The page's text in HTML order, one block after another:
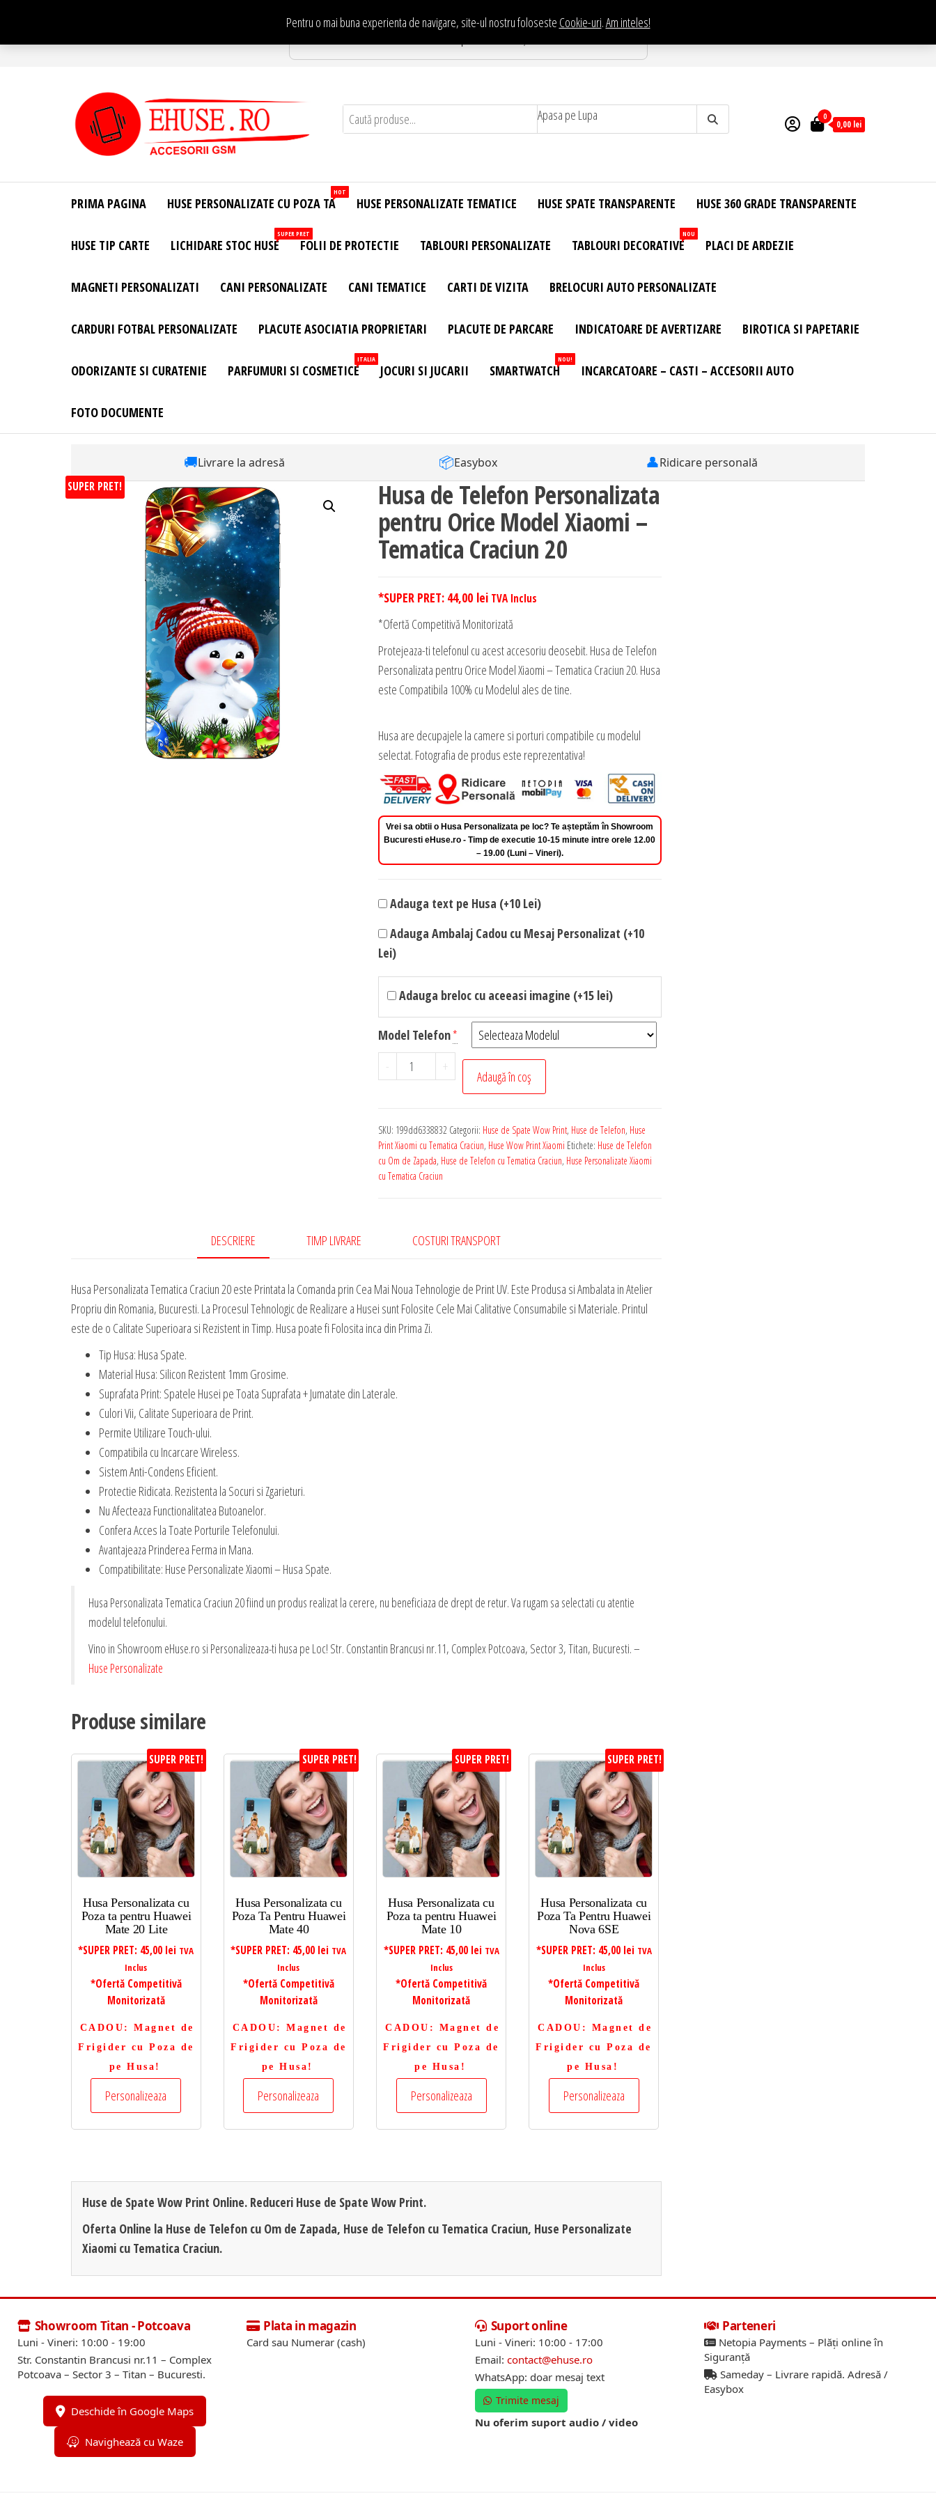
conținut
Pentru o mai buna experienta de navigare, site-ul nostru foloseste Cookie-uri.Am inteles!
Te asteptam in Showroom eHuse.ro
Site Oficial .
Huse
Personalizate
Huse
Personalizate
Telefon –
– Accesorii
Apasa pe Lupa 0
0,00 lei
PRIMA PAGINA HUSE PERSONALIZATE CU POZA TA
HOT
HUSE PERSONALIZATE TEMATICE HUSE SPATE TRANSPARENTE HUSE 360 GRADE TRANSPARENTE
HUSE TIP CARTE LICHIDARE STOC HUSE
SUPER PRET
FOLII DE PROTECTIE TABLOURI PERSONALIZATE TABLOURI DECORATIVE
NOU
PLACI DE ARDEZIE
MAGNETI PERSONALIZATI CANI PERSONALIZATE CANI TEMATICE CARTI DE VIZITA BRELOCURI AUTO PERSONALIZATE
CARDURI FOTBAL PERSONALIZATE PLACUTE ASOCIATIA PROPRIETARI PLACUTE DE PARCARE INDICATOARE DE AVERTIZARE BIROTICA SI PAPETARIE
ODORIZANTE SI CURATENIE PARFUMURI SI COSMETICE
ITALIA
JOCURI SI JUCARII SMARTWATCH
NOU!
INCARCATOARE – CASTI – ACCESORII AUTO
FOTO DOCUMENTE
🚚Livrare la adresă 📦Easybox 👤Ridicare personală
SUPER PRET! Husa de Telefon Personalizata
pentru Orice Model Xiaomi –
Tematica Craciun 20
*SUPER PRET: 44,00 lei TVA Inclus
*Ofertă Competitivă Monitorizată
Protejeaza-ti telefonul cu acest accesoriu deosebit. Husa de Telefon
Personalizata pentru Orice Model Xiaomi – Tematica Craciun 20. Husa
este Compatibila 100% cu Modelul ales de tine.
Husa are decupajele la camere si porturi compatibile cu modelul
selectat. Fotografia de produs este reprezentativa!
Vrei sa obtii o Husa Personalizata pe loc? Te așteptăm în Showroom
Bucuresti eHuse.ro - Timp de executie 10-15 minute intre orele 12.00
– 19.00 (Luni – Vineri).
Adauga text pe Husa (+10 Lei)
Adauga Ambalaj Cadou cu Mesaj Personalizat (+10
Lei)
Adauga breloc cu aceeasi imagine (+15 lei)
Model Telefon*
-
Cantitate
Husa
Personalizata
pentru
Orice
20
+
Adaugă în coș
SKU: 199dd6338832 Categorii: Huse de Spate Wow Print, Huse de Telefon, Huse
Print Xiaomi cu Tematica Craciun, Huse Wow Print Xiaomi Etichete: Huse de Telefon
cu Om de Zapada, Huse de Telefon cu Tematica Craciun, Huse Personalizate Xiaomi
cu Tematica Craciun
DESCRIERE TIMP LIVRARE COSTURI TRANSPORT
Husa Personalizata Tematica Craciun 20 este Printata la Comanda prin Cea Mai Noua Tehnologie de Print UV. Este Produsa si Ambalata in Atelier
Propriu din Romania, Bucuresti. La Procesul Tehnologic de Realizare a Husei sunt Folosite Cele Mai Calitative Consumabile si Materiale. Printul
este de o Calitate Superioara si Rezistent in Timp. Husa poate fi Folosita inca din Prima Zi.
Tip Husa: Husa Spate.
Material Husa: Silicon Rezistent 1mm Grosime.
Suprafata Print: Spatele Husei pe Toata Suprafata + Jumatate din Laterale.
Culori Vii, Calitate Superioara de Print.
Permite Utilizare Touch-ului.
Compatibila cu Incarcare Wireless.
Sistem Anti-Condens Eficient.
Protectie Ridicata. Rezistenta la Socuri si Zgarieturi.
Nu Afecteaza Functionalitatea Butoanelor.
Confera Acces la Toate Porturile Telefonului.
Avantajeaza Prinderea Ferma in Mana.
Compatibilitate: Huse Personalizate Xiaomi – Husa Spate.
Husa Personalizata Tematica Craciun 20 fiind un produs realizat la cerere, nu beneficiaza de drept de retur. Va rugam sa selectati cu atentie
modelul telefonului.
Vino in Showroom eHuse.ro si Personalizeaza-ti husa pe Loc! Str. Constantin Brancusi nr.11, Complex Potcoava, Sector 3, Titan, Bucuresti. –
Huse Personalizate
Produse similare
SUPER PRET!
Husa Personalizata cu
Poza ta pentru Huawei
Mate 20 Lite
*SUPER PRET: 45,00 lei TVA
Inclus
*Ofertă Competitivă
Monitorizată
CADOU : Magnet de
Frigider cu Poza de
pe Husa!
Personalizeaza
SUPER PRET!
Husa Personalizata cu
Poza Ta Pentru Huawei
Mate 40
*SUPER PRET: 45,00 lei TVA
Inclus
*Ofertă Competitivă
Monitorizată
CADOU : Magnet de
Frigider cu Poza de
pe Husa!
Personalizeaza
SUPER PRET!
Husa Personalizata cu
Poza ta pentru Huawei
Mate 10
*SUPER PRET: 45,00 lei TVA
Inclus
*Ofertă Competitivă
Monitorizată
CADOU : Magnet de
Frigider cu Poza de
pe Husa!
Personalizeaza
SUPER PRET!
Husa Personalizata cu
Poza Ta Pentru Huawei
Nova 6SE
*SUPER PRET: 45,00 lei TVA
Inclus
*Ofertă Competitivă
Monitorizată
CADOU : Magnet de
Frigider cu Poza de
pe Husa!
Personalizeaza
Huse de Spate Wow Print Online. Reduceri Huse de Spate Wow Print.
Oferta Online la Huse de Telefon cu Om de Zapada, Huse de Telefon cu Tematica Craciun, Huse Personalizate
Xiaomi cu Tematica Craciun.
Showroom Titan - Potcoava
Luni - Vineri: 10:00 - 19:00
Str. Constantin Brancusi nr.11 – Complex
Potcoava – Sector 3 – Titan – Bucuresti.
Deschide în Google Maps
Navighează cu Waze
Plata in magazin
Card sau Numerar (cash)
Suport online
Luni - Vineri: 10:00 - 17:00
Email: contact@ehuse.ro
WhatsApp: doar mesaj text
Trimite mesaj
Nu oferim suport audio / video
Parteneri
Netopia Payments – Plăți online în
Siguranță
Sameday – Livrare rapidă. Adresă /
Easybox